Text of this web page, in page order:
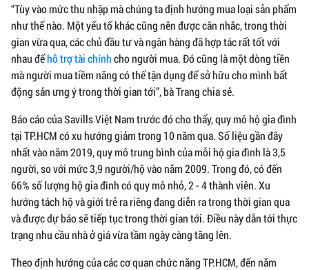
“Tùy vào mức thu nhập mà chúng ta định hướng mua loại sản phẩm
như thế nào. Một yếu tố khác cũng nên được cân nhắc, trong thời
gian vừa qua, các chủ đầu tư và ngân hàng đã hợp tác rất tốt với
nhau đểhỗ trợ tài chínhcho người mua. Đó cũng là một dòng tiền
mà người mua tiềm năng có thể tận dụng để sở hữu cho mình bất
động sản ưng ý trong thời gian tới”, bà Trang chia sẻ.
Báo cáo của Savills Việt Nam trước đó cho thấy, quy mô hộ gia đình
tại TP.HCM có xu hướng giảm trong 10 năm qua. Số liệu gần đây
nhất vào năm 2019, quy mô trung bình của mỗi hộ gia đình là 3,5
người, so với mức 3,9 người/hộ vào năm 2009. Trong đó, có đến
66% số lượng hộ gia đình có quy mô nhỏ, 2 - 4 thành viên. Xu
hướng tách hộ và giới trẻ ra riêng đang diễn ra trong thời gian qua
và được dự báo sẽ tiếp tục trong thời gian tới. Điều này dẫn tới thực
trạng nhu cầu nhà ở giá vừa tầm ngày càng tăng lên.
Theo định hướng của các cơ quan chức năng TP.HCM, đến năm